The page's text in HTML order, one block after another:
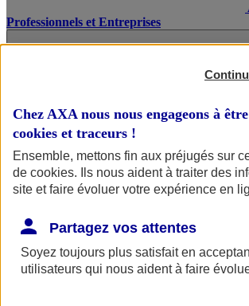
Professionnels et Entreprises
Chez AXA nous nous engageons à
cookies et traceurs !
Ensemble, mettons fin aux préjugés sur
de cookies. Ils nous aident à traiter des
site et faire évoluer votre expérience en
Partagez vos attentes
Soyez toujours plus satisfait en
utilisateurs qui nous aident à faire